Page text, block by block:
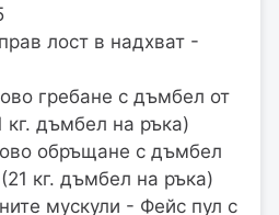
лост в надхват -
гребане с дъмбел от
кг. дъмбел на ръка)
обръщане с дъмбел
кг. дъмбел на ръка)
мускули - Фейс пул с